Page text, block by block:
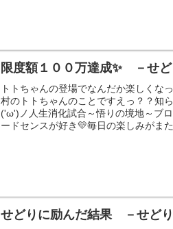
限度額１００万達成✨ －せ
トトちゃんの登場でなんだか楽しくな
村のトトちゃんのことですえっ？？知
('ω')ノ人生消化試合～悟りの境地～ブ
ードセンスが好き💛毎日の楽しみがま
せどりに励んだ結果 －せど